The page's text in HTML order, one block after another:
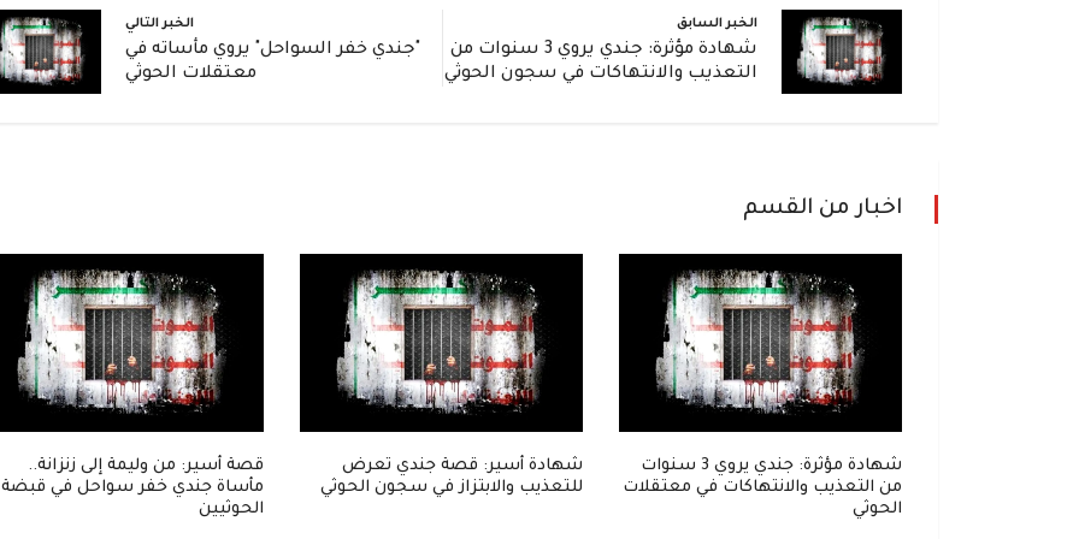
الخبر السابق
شهادة مؤثرة: جندي يروي 3 سنوات من
التعذيب والانتهاكات في سجون الحوثي
الخبر التالي
"جندي خفر السواحل" يروي مأساته في
معتقلات الحوثي
اخبار من القسم
شهادة مؤثرة: جندي يروي 3 سنوات
من التعذيب والانتهاكات في معتقلات
الحوثي
شهادة أسير: قصة جندي تعرض
للتعذيب والابتزاز في سجون الحوثي
قصة أسير: من وليمة إلى زنزانة..
مأساة جندي خفر سواحل في قبضة
الحوثيين